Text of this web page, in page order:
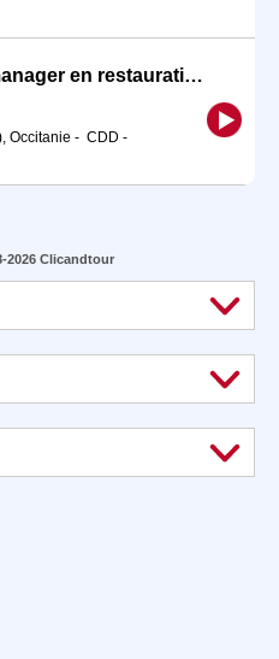
Assistant / Assistante manager en restauration en Apprentissage ( (H/F)
Occitanie - CDD -
2026 Clicandtour